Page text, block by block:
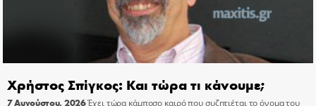
Χρήστος Σπίγκος: Και τώρα τι κάνουμε;
7 Αυγούστου, 2026Έχει τώρα κάμποσο καιρό που συζητιέται το όνομα του